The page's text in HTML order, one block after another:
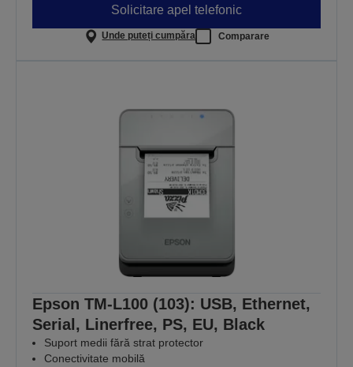
Solicitare apel telefonic
Unde puteți cumpăra Comparare
Epson TM-L100 (103): USB, Ethernet,
Serial, Linerfree, PS, EU, Black
Suport medii fără strat protector
Conectivitate mobilă